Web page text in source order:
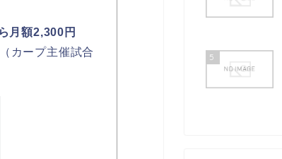
月額2,300円
カープ主催試合
5